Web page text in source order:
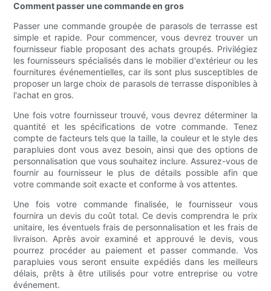
Comment passer une commande en gros
Passer une commande groupée de parasols de terrasse est
simple et rapide. Pour commencer, vous devrez trouver un
fournisseur fiable proposant des achats groupés. Privilégiez
les fournisseurs spécialisés dans le mobilier d'extérieur ou les
fournitures événementielles, car ils sont plus susceptibles de
proposer un large choix de parasols de terrasse disponibles à
l'achat en gros.
Une fois votre fournisseur trouvé, vous devrez déterminer la
quantité et les spécifications de votre commande. Tenez
compte de facteurs tels que la taille, la couleur et le style des
parapluies dont vous avez besoin, ainsi que des options de
personnalisation que vous souhaitez inclure. Assurez-vous de
fournir au fournisseur le plus de détails possible afin que
votre commande soit exacte et conforme à vos attentes.
Une fois votre commande finalisée, le fournisseur vous
fournira un devis du coût total. Ce devis comprendra le prix
unitaire, les éventuels frais de personnalisation et les frais de
livraison. Après avoir examiné et approuvé le devis, vous
pourrez procéder au paiement et passer commande. Vos
parapluies vous seront ensuite expédiés dans les meilleurs
délais, prêts à être utilisés pour votre entreprise ou votre
événement.